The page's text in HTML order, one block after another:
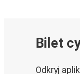
Bilet
Odkryj